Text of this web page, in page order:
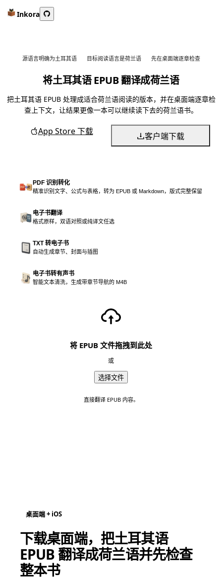
Inkora
源语言明确为土耳其语 目标阅读语言是荷兰语 先在桌面端逐章检查
将土耳其语 EPUB 翻译成荷兰语
把土耳其语 EPUB 处理成适合荷兰语阅读的版本，并在桌面端逐章检
查上下文，让结果更像一本可以继续读下去的荷兰语书。
App Store 下载 客户端下载
PDF 识别转化
精准识别文字、公式与表格，转为 EPUB 或 Markdown，版式完整保留
电子书翻译
格式原样，双语对照或纯译文任选
TXT 转电子书
自动生成章节、封面与插图
电子书转有声书
智能文本清洗，生成带章节导航的 M4B
将 EPUB 文件拖拽到此处
或
选择文件
直接翻译 EPUB 内容。
桌面端 + iOS
下载桌面端，把土耳其语
EPUB 翻译成荷兰语并先检查
整本书